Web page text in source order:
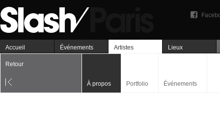
Accueil Événements Artistes Lieux
Retour
À propos Portfolio Événements